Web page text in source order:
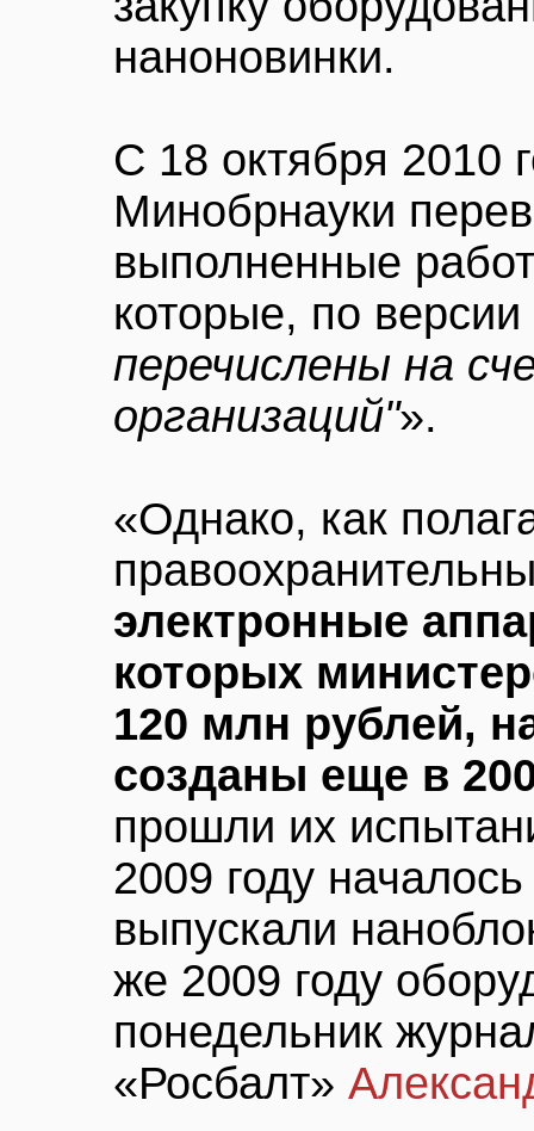
наноновинки.
С 18 октября 2010
Минобрнауки
выполненные
которые, по
перечислены на
организаций"».
«Однако, как
электронные
которых
120 млн рублей,
созданы еще в
прошли их
2009 году
выпускали
же 2009 году
понедельник
«Росбалт»